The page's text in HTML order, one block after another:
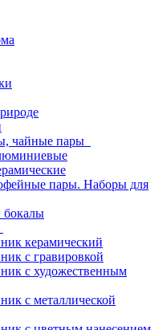
чайные пары
пары. Наборы для
бокалы
керамический
c гравировкой
с художественным
с металлической